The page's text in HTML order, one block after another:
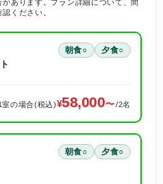
あります。プラン詳細について、間
ください。
朝食○ 夕食○
室の場合(税込) 58,000 /2名
朝食○ 夕食○